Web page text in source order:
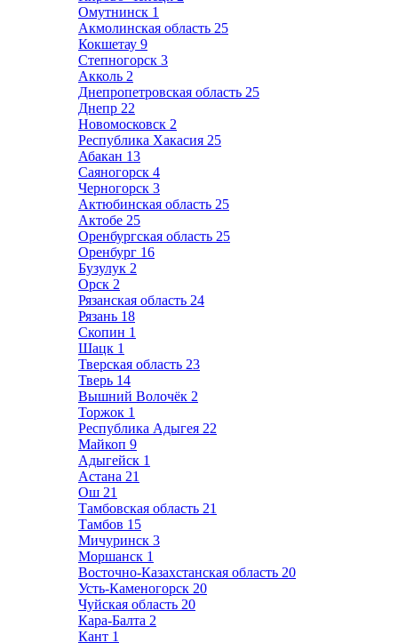
Омутнинск 1
Акмолинская область 25
Кокшетау 9
Степногорск 3
Акколь 2
Днепропетровская область 25
Днепр 22
Новомосковск 2
Республика Хакасия 25
Абакан 13
Саяногорск 4
Черногорск 3
Актюбинская область 25
Актобе 25
Оренбургская область 25
Оренбург 16
Бузулук 2
Орск 2
Рязанская область 24
Рязань 18
Скопин 1
Шацк 1
Тверская область 23
Тверь 14
Вышний Волочёк 2
Торжок 1
Республика Адыгея 22
Майкоп 9
Адыгейск 1
Астана 21
Ош 21
Тамбовская область 21
Тамбов 15
Мичуринск 3
Моршанск 1
Восточно-Казахстанская область 20
Усть-Каменогорск 20
Чуйская область 20
Кара-Балта 2
Кант 1